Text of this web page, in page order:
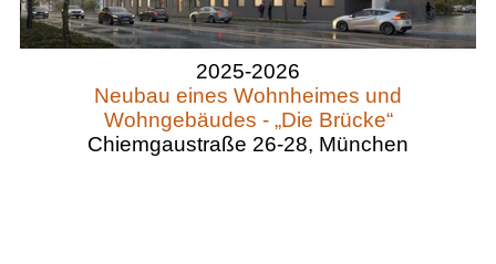
2025-2026
Neubau eines Wohnheimes und
Wohngebäudes - „Die Brücke“
Chiemgaustraße 26-28, München